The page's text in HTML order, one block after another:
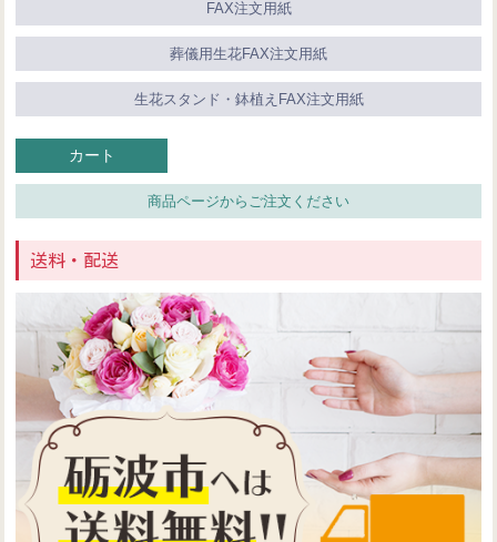
FAX注文用紙
葬儀用生花FAX注文用紙
生花スタンド・鉢植えFAX注文用紙
カート
商品ページからご注文ください
送料・配送